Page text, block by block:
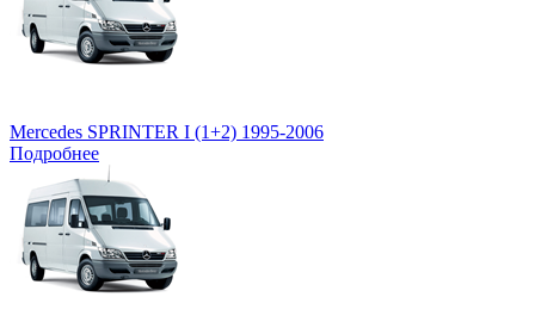
Mercedes SPRINTER I (1+2) 1995-2006
Подробнее